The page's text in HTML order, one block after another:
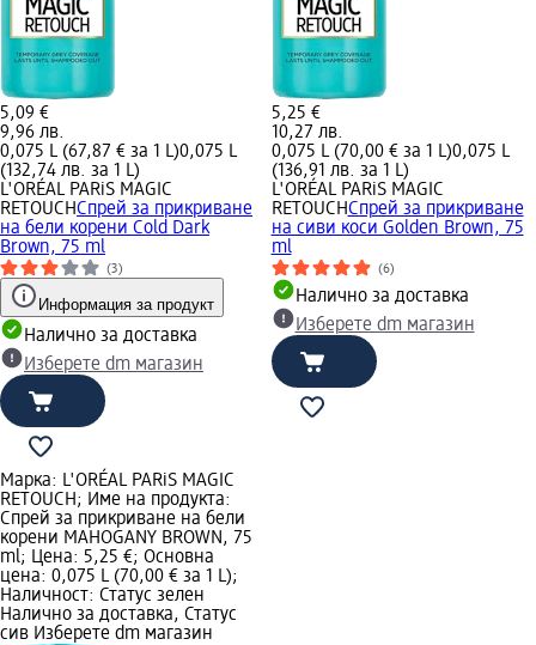
5,09 €
9,96 лв.
0,075 L (67,87 € за 1 L)0,075 L
(132,74 лв. за 1 L)
L'ORÉAL PARiS MAGIC
RETOUCHСпрей за прикриване
на бели корени Cold Dark
Brown, 75 ml
(3)
Информация за продукт
Налично за доставка
Изберете dm магазин
5,25 €
10,27 лв.
0,075 L (70,00 € за 1 L)0,075 L
(136,91 лв. за 1 L)
L'ORÉAL PARiS MAGIC
RETOUCHСпрей за прикриване
на сиви коси Golden Brown, 75
ml
(6)
Налично за доставка
Изберете dm магазин
Марка: L'ORÉAL PARiS MAGIC
RETOUCH; Име на продукта:
Спрей за прикриване на бели
корени MAHOGANY BROWN, 75
ml; Цена: 5,25 €; Основна
цена: 0,075 L (70,00 € за 1 L);
Наличност: Статус зелен
Налично за доставка, Статус
сив Изберете dm магазин